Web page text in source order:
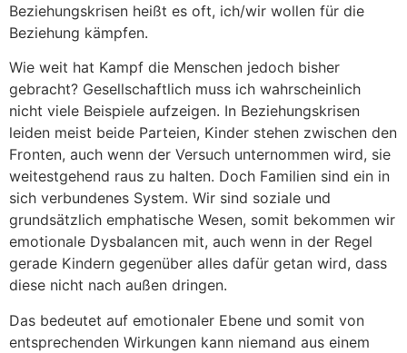
Beziehungskrisen heißt es oft, ich/wir wollen für die
Beziehung kämpfen.
Wie weit hat Kampf die Menschen jedoch bisher
gebracht? Gesellschaftlich muss ich wahrscheinlich
nicht viele Beispiele aufzeigen. In Beziehungskrisen
leiden meist beide Parteien, Kinder stehen zwischen den
Fronten, auch wenn der Versuch unternommen wird, sie
weitestgehend raus zu halten. Doch Familien sind ein in
sich verbundenes System. Wir sind soziale und
grundsätzlich emphatische Wesen, somit bekommen wir
emotionale Dysbalancen mit, auch wenn in der Regel
gerade Kindern gegenüber alles dafür getan wird, dass
diese nicht nach außen dringen.
Das bedeutet auf emotionaler Ebene und somit von
entsprechenden Wirkungen kann niemand aus einem